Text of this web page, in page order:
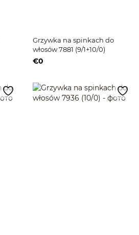
Grzywka na spinkach do
włosów 7881 (9/1+10/0)
€0